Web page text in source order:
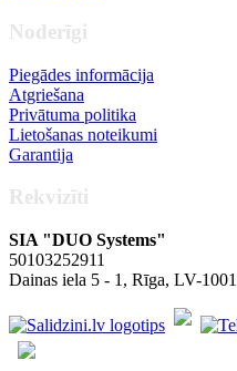
Noderīgi
Piegādes informācija
Atgriešana
Privātuma politika
Lietošanas noteikumi
Garantija
Rekvizīti
SIA "DUO Systems"
50103252911
Dainas iela 5 - 1, Rīga, LV-1001